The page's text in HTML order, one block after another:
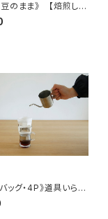
豆のまま》 【焙煎した
、2週間ごとにポスト
シャルティコーヒー10
ッグ・4P》道具いらず
ヒー｜スペシャルテ
送料無料 ポスト投